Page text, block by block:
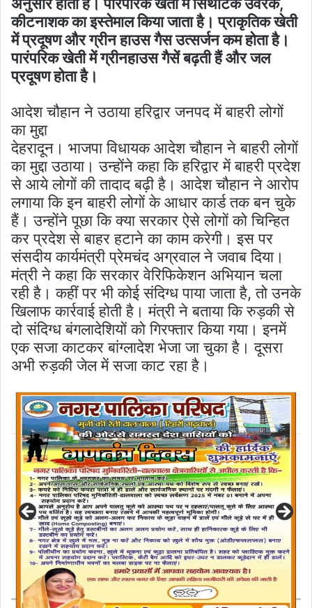
कीटनाशक का इस्तेमाल किया जाता है। प्राकृतिक खेती
में प्रदूषण और ग्रीन हाउस गैस उत्सर्जन कम होता है।
पारंपरिक खेती में ग्रीनहाउस गैसें बढ़ती हैं और जल
प्रदूषण होता है।
आदेश चौहान ने उठाया हरिद्वार जनपद में बाहरी लोगों
का मुद्दा
देहरादून। भाजपा विधायक आदेश चौहान ने बाहरी लोगों
का मुद्दा उठाया। उन्होंने कहा कि हरिद्वार में बाहरी प्रदेश
से आये लोगों की तादाद बढ़ी है। आदेश चौहान ने आरोप
लगाया कि इन बाहरी लोगों के आधार कार्ड तक बन चुके
हैं। उन्होंने पूछा कि क्या सरकार ऐसे लोगों को चिन्हित
कर प्रदेश से बाहर हटाने का काम करेगी। इस पर
संसदीय कार्यमंत्री प्रेमचंद अग्रवाल ने जवाब दिया।
मंत्री ने कहा कि सरकार वेरिफिकेशन अभियान चला
रही है। कहीं पर भी कोई संदिग्ध पाया जाता है, तो उनके
खिलाफ कार्रवाई होती है। मंत्री ने बताया कि रुड़की से
दो संदिग्ध बंगलादेशियों को गिरफ्तार किया गया। इनमें
एक सजा काटकर बांग्लादेश भेजा जा चुका है। दूसरा
अभी रुड़की जेल में सजा काट रहा है।